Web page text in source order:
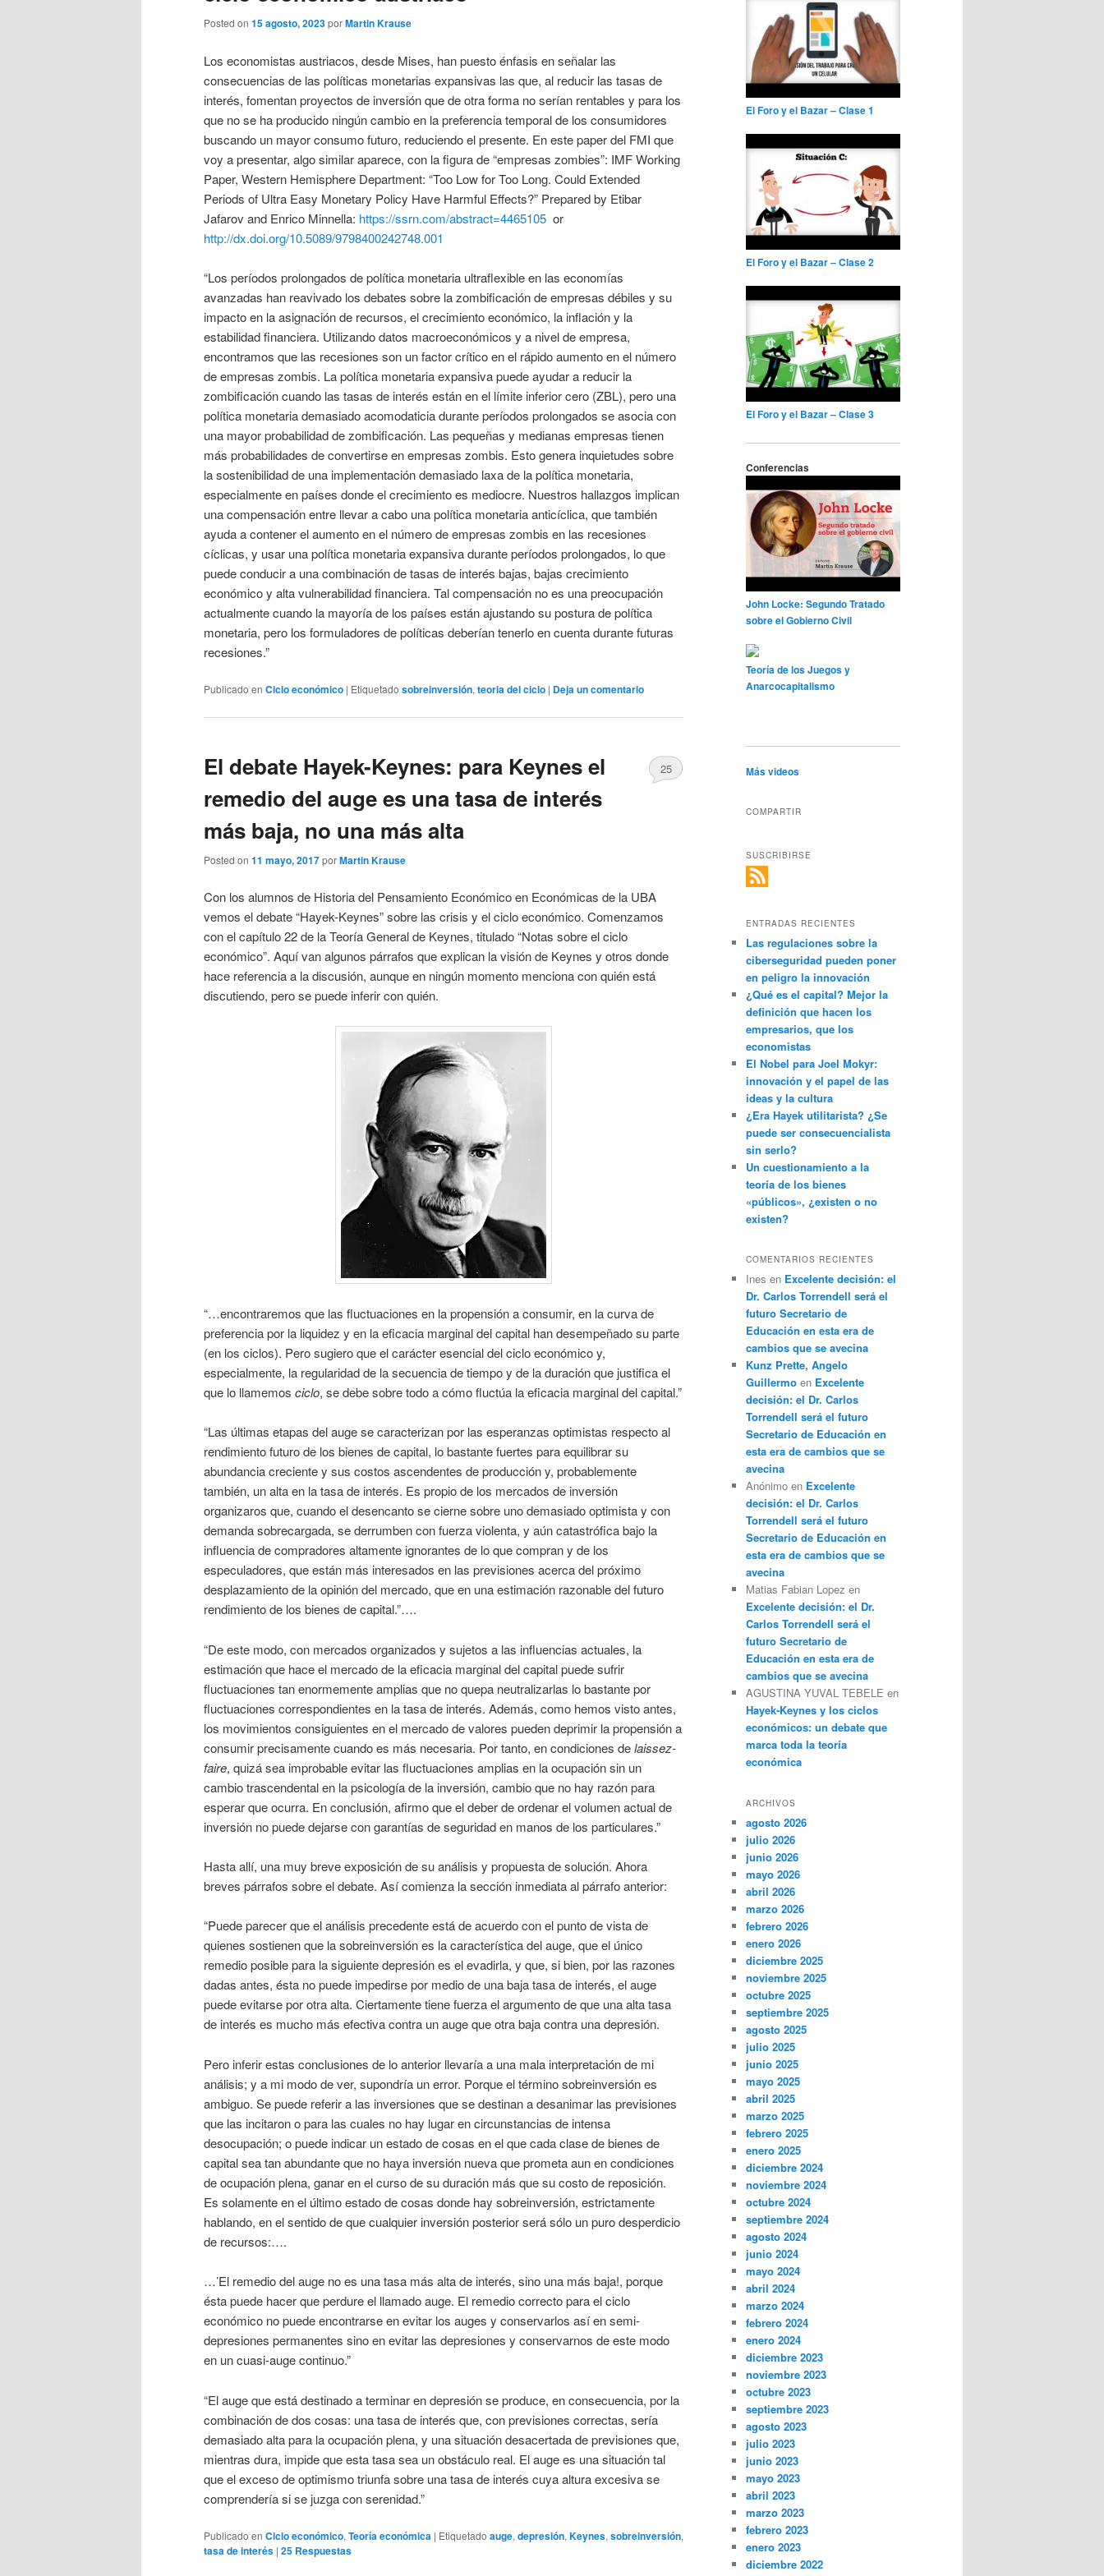
Posted on 15 agosto, 2023porMartin Krause
Los economistas austriacos, desde Mises, han puesto énfasis en señalar las
consecuencias de las políticas monetarias expansivas las que, al reducir las tasas de
interés, fomentan proyectos de inversión que de otra forma no serían rentables y para los
que no se ha producido ningún cambio en la preferencia temporal de los consumidores
buscando un mayor consumo futuro, reduciendo el presente. En este paper del FMI que
voy a presentar, algo similar aparece, con la figura de “empresas zombies”: IMF Working
Paper, Western Hemisphere Department: “Too Low for Too Long. Could Extended
Periods of Ultra Easy Monetary Policy Have Harmful Effects?” Prepared by Etibar
Jafarov and Enrico Minnella: https://ssrn.com/abstract=4465105 or
http://dx.doi.org/10.5089/9798400242748.001
“Los períodos prolongados de política monetaria ultraflexible en las economías
avanzadas han reavivado los debates sobre la zombificación de empresas débiles y su
impacto en la asignación de recursos, el crecimiento económico, la inflación y la
estabilidad financiera. Utilizando datos macroeconómicos y a nivel de empresa,
encontramos que las recesiones son un factor crítico en el rápido aumento en el número
de empresas zombis. La política monetaria expansiva puede ayudar a reducir la
zombificación cuando las tasas de interés están en el límite inferior cero (ZBL), pero una
política monetaria demasiado acomodaticia durante períodos prolongados se asocia con
una mayor probabilidad de zombificación. Las pequeñas y medianas empresas tienen
más probabilidades de convertirse en empresas zombis. Esto genera inquietudes sobre
la sostenibilidad de una implementación demasiado laxa de la política monetaria,
especialmente en países donde el crecimiento es mediocre. Nuestros hallazgos implican
una compensación entre llevar a cabo una política monetaria anticíclica, que también
ayuda a contener el aumento en el número de empresas zombis en las recesiones
cíclicas, y usar una política monetaria expansiva durante períodos prolongados, lo que
puede conducir a una combinación de tasas de interés bajas, bajas crecimiento
económico y alta vulnerabilidad financiera. Tal compensación no es una preocupación
actualmente cuando la mayoría de los países están ajustando su postura de política
monetaria, pero los formuladores de políticas deberían tenerlo en cuenta durante futuras
recesiones.”
Publicado en Ciclo económico | Etiquetado sobreinversión, teoria del ciclo | Deja un comentario
El debate Hayek-Keynes: para Keynes el
remedio del auge es una tasa de interés
más baja, no una más alta
Posted on 11 mayo, 2017porMartin Krause
25
Con los alumnos de Historia del Pensamiento Económico en Económicas de la UBA
vemos el debate “Hayek-Keynes” sobre las crisis y el ciclo económico. Comenzamos
con el capítulo 22 de la Teoría General de Keynes, titulado “Notas sobre el ciclo
económico”. Aquí van algunos párrafos que explican la visión de Keynes y otros donde
hace referencia a la discusión, aunque en ningún momento menciona con quién está
discutiendo, pero se puede inferir con quién.
“…encontraremos que las fluctuaciones en la propensión a consumir, en la curva de
preferencia por la liquidez y en la eficacia marginal del capital han desempeñado su parte
(en los ciclos). Pero sugiero que el carácter esencial del ciclo económico y,
especialmente, la regularidad de la secuencia de tiempo y de la duración que justifica el
que lo llamemos ciclo, se debe sobre todo a cómo fluctúa la eficacia marginal del capital.”
“Las últimas etapas del auge se caracterizan por las esperanzas optimistas respecto al
rendimiento futuro de los bienes de capital, lo bastante fuertes para equilibrar su
abundancia creciente y sus costos ascendentes de producción y, probablemente
también, un alta en la tasa de interés. Es propio de los mercados de inversión
organizaros que, cuando el desencanto se cierne sobre uno demasiado optimista y con
demanda sobrecargada, se derrumben con fuerza violenta, y aún catastrófica bajo la
influencia de compradores altamente ignorantes de lo que compran y de los
especuladores, que están más interesados en las previsiones acerca del próximo
desplazamiento de la opinión del mercado, que en una estimación razonable del futuro
rendimiento de los bienes de capital.”….
“De este modo, con mercados organizados y sujetos a las influencias actuales, la
estimación que hace el mercado de la eficacia marginal del capital puede sufrir
fluctuaciones tan enormemente amplias que no quepa neutralizarlas lo bastante por
fluctuaciones correspondientes en la tasa de interés. Además, como hemos visto antes,
los movimientos consiguientes en el mercado de valores pueden deprimir la propensión a
consumir precisamente cuando es más necesaria. Por tanto, en condiciones delaissez-
faire, quizá sea improbable evitar las fluctuaciones amplias en la ocupación sin un
cambio trascendental en la psicología de la inversión, cambio que no hay razón para
esperar que ocurra. En conclusión, afirmo que el deber de ordenar el volumen actual de
inversión no puede dejarse con garantías de seguridad en manos de los particulares.”
Hasta allí, una muy breve exposición de su análisis y propuesta de solución. Ahora
breves párrafos sobre el debate. Así comienza la sección inmediata al párrafo anterior:
“Puede parecer que el análisis precedente está de acuerdo con el punto de vista de
quienes sostienen que la sobreinversión es la característica del auge, que el único
remedio posible para la siguiente depresión es el evadirla, y que, si bien, por las razones
dadas antes, ésta no puede impedirse por medio de una baja tasa de interés, el auge
puede evitarse por otra alta. Ciertamente tiene fuerza el argumento de que una alta tasa
de interés es mucho más efectiva contra un auge que otra baja contra una depresión.
Pero inferir estas conclusiones de lo anterior llevaría a una mala interpretación de mi
análisis; y a mi modo de ver, supondría un error. Porque el término sobreinversión es
ambiguo. Se puede referir a las inversiones que se destinan a desanimar las previsiones
que las incitaron o para las cuales no hay lugar en circunstancias de intensa
desocupación; o puede indicar un estado de cosas en el que cada clase de bienes de
capital sea tan abundante que no haya inversión nueva que prometa aun en condiciones
de ocupación plena, ganar en el curso de su duración más que su costo de reposición.
Es solamente en el último estado de cosas donde hay sobreinversión, estrictamente
hablando, en el sentido de que cualquier inversión posterior será sólo un puro desperdicio
de recursos:….
…’El remedio del auge no es una tasa más alta de interés, sino una más baja!, porque
ésta puede hacer que perdure el llamado auge. El remedio correcto para el ciclo
económico no puede encontrarse en evitar los auges y conservarlos así en semi-
depresiones permanentes sino en evitar las depresiones y conservarnos de este modo
en un cuasi-auge continuo.”
“El auge que está destinado a terminar en depresión se produce, en consecuencia, por la
combinación de dos cosas: una tasa de interés que, con previsiones correctas, sería
demasiado alta para la ocupación plena, y una situación desacertada de previsiones que,
mientras dura, impide que esta tasa sea un obstáculo real. El auge es una situación tal
que el exceso de optimismo triunfa sobre una tasa de interés cuya altura excesiva se
comprendería si se juzga con serenidad.”
Publicado en Ciclo económico, Teoría económica | Etiquetado auge, depresión, Keynes, sobreinversión,
tasa de interés | 25 Respuestas
El Foro y el Bazar – Clase 1
El Foro y el Bazar – Clase 2
El Foro y el Bazar – Clase 3
Conferencias
John Locke: Segundo Tratado
sobre el Gobierno Civil
Teoría de los Juegos y
Anarcocapitalismo
Más videos
COMPARTIR
SUSCRIBIRSE
ENTRADAS RECIENTES
Las regulaciones sobre la
ciberseguridad pueden poner
en peligro la innovación
¿Qué es el capital? Mejor la
definición que hacen los
empresarios, que los
economistas
El Nobel para Joel Mokyr:
innovación y el papel de las
ideas y la cultura
¿Era Hayek utilitarista? ¿Se
puede ser consecuencialista
sin serlo?
Un cuestionamiento a la
teoría de los bienes
«públicos», ¿existen o no
existen?
COMENTARIOS RECIENTES
Ines en Excelente decisión: el
Dr. Carlos Torrendell será el
futuro Secretario de
Educación en esta era de
cambios que se avecina
Kunz Prette, Angelo
Guillermo en Excelente
decisión: el Dr. Carlos
Torrendell será el futuro
Secretario de Educación en
esta era de cambios que se
avecina
Anónimo en Excelente
decisión: el Dr. Carlos
Torrendell será el futuro
Secretario de Educación en
esta era de cambios que se
avecina
Matias Fabian Lopez en
Excelente decisión: el Dr.
Carlos Torrendell será el
futuro Secretario de
Educación en esta era de
cambios que se avecina
AGUSTINA YUVAL TEBELE en
Hayek-Keynes y los ciclos
económicos: un debate que
marca toda la teoría
económica
ARCHIVOS
agosto 2026
julio 2026
junio 2026
mayo 2026
abril 2026
marzo 2026
febrero 2026
enero 2026
diciembre 2025
noviembre 2025
octubre 2025
septiembre 2025
agosto 2025
julio 2025
junio 2025
mayo 2025
abril 2025
marzo 2025
febrero 2025
enero 2025
diciembre 2024
noviembre 2024
octubre 2024
septiembre 2024
agosto 2024
junio 2024
mayo 2024
abril 2024
marzo 2024
febrero 2024
enero 2024
diciembre 2023
noviembre 2023
octubre 2023
septiembre 2023
agosto 2023
julio 2023
junio 2023
mayo 2023
abril 2023
marzo 2023
febrero 2023
enero 2023
diciembre 2022